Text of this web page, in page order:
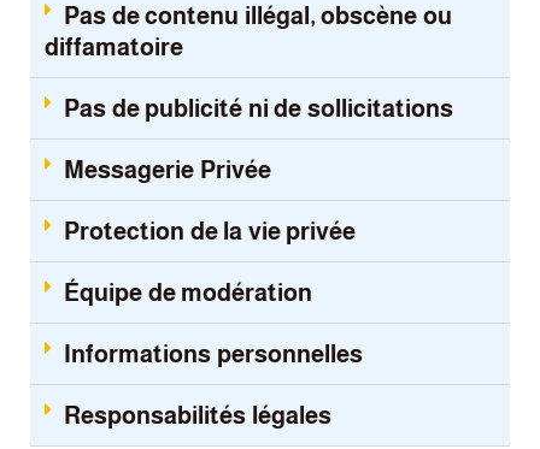
Pas de contenu illégal, obscène ou
diffamatoire
Pas de publicité ni de sollicitations
Messagerie Privée
Protection de la vie privée
Équipe de modération
Informations personnelles
Responsabilités légales